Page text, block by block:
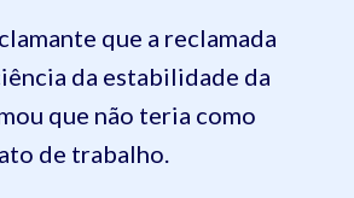
que a reclamada
da estabilidade da
que não teria como
de trabalho.